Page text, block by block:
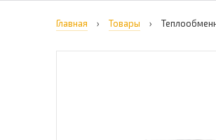
Главная › Товары ›